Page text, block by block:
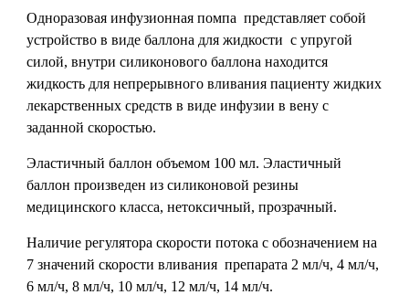
Одноразовая инфузионная помпа представляет собой
устройство в виде баллона для жидкости с упругой
силой, внутри силиконового баллона находится
жидкость для непрерывного вливания пациенту жидких
лекарственных средств в виде инфузии в вену с
заданной скоростью.
Эластичный баллон объемом 100 мл. Эластичный
баллон произведен из силиконовой резины
медицинского класса, нетоксичный, прозрачный.
Наличие регулятора скорости потока с обозначением на
7 значений скорости вливания препарата 2 мл/ч, 4 мл/ч,
6 мл/ч, 8 мл/ч, 10 мл/ч, 12 мл/ч, 14 мл/ч.